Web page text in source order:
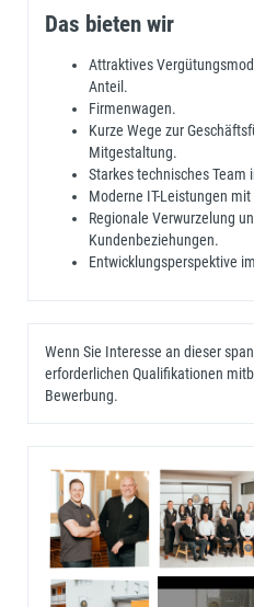
Das bieten wir
Attraktives
Anteil.
Firmenwagen.
Kurze Wege zur
Mitgestaltung.
Starkes technisches Team
Moderne IT-Leistungen
Regionale Verwurzelung
Kundenbeziehungen.
Entwicklungsperspektive
Wenn Sie Interesse an dieser
erforderlichen Qualifikationen
Bewerbung.